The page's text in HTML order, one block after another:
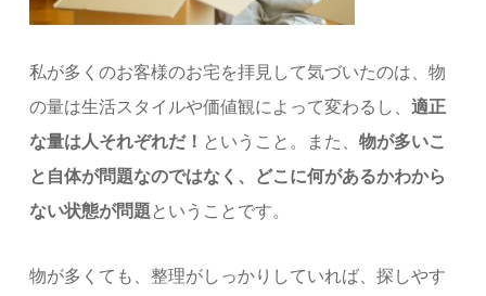
私が多くのお客様のお宅を拝見して気づいたのは、物
の量は生活スタイルや価値観によって変わるし、適正
な量は人それぞれだ！ ということ。 また、物が多いこ
と自体が問題なのではなく、どこに何があるかわから
ない状態が問題 ということです。
物が多くても、整理がしっかりしていれば、探しやす